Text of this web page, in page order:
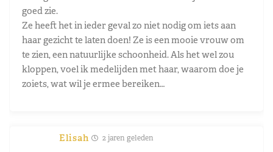
goed zie.
Ze heeft het in ieder geval zo niet nodig om iets aan
haar gezicht te laten doen! Ze is een mooie vrouw om
te zien, een natuurlijke schoonheid. Als het wel zou
kloppen, voel ik medelijden met haar, waarom doe je
zoiets, wat wil je ermee bereiken…
Elisah 2 jaren geleden